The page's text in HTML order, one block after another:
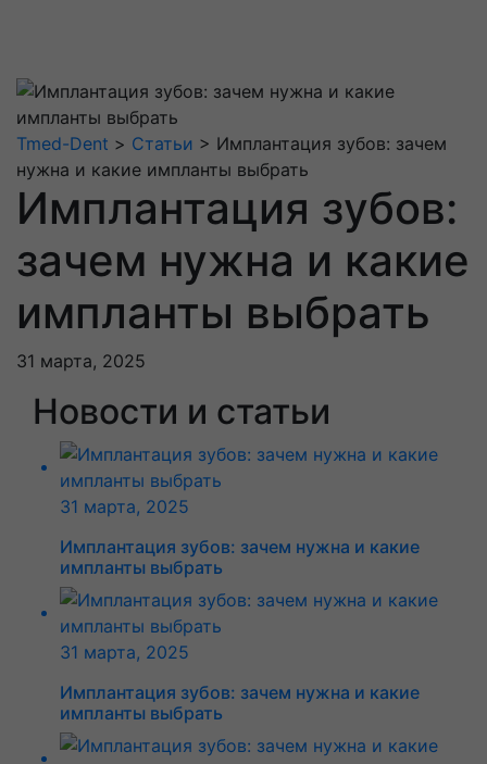
Tmed-Dent > Статьи > Имплантация зубов: зачем
нужна и какие импланты выбрать
Имплантация зубов:
зачем нужна и какие
импланты выбрать
31 марта, 2025
Новости и статьи
31 марта, 2025
Имплантация зубов: зачем нужна и какие
импланты выбрать
31 марта, 2025
Имплантация зубов: зачем нужна и какие
импланты выбрать